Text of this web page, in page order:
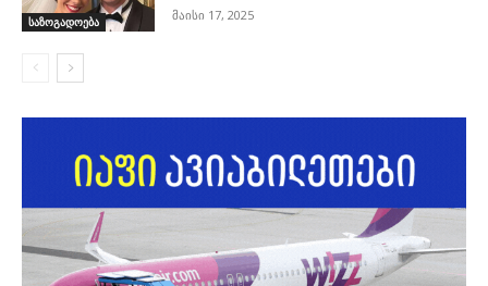
საზოგადოება მაისი 17, 2025